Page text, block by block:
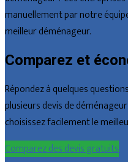
manuellement par notre
meilleur déménageur.
Comparez et
Répondez à quelques
plusieurs devis de
choisissez facilement le
Comparez des devis gratuits